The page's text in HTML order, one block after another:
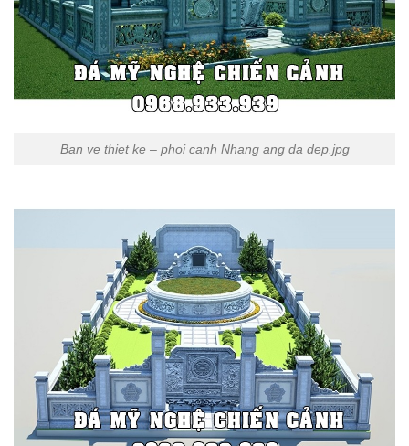
Ban ve thiet ke – phoi canh Nhang ang da dep.jpg